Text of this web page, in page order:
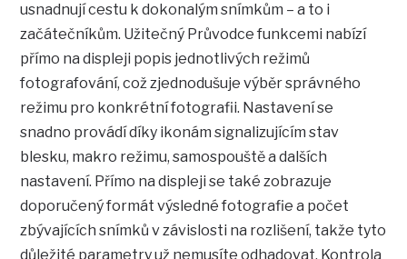
usnadnují cestu k dokonalým snímkům – a to i
začátečníkům. Užitečný Průvodce funkcemi nabízí
přímo na displeji popis jednotlivých režimů
fotografování, což zjednodušuje výběr správného
režimu pro konkrétní fotografii. Nastavení se
snadno provádí díky ikonám signalizujícím stav
blesku, makro režimu, samospouště a dalších
nastavení. Přímo na displeji se také zobrazuje
doporučený formát výsledné fotografie a počet
zbývajících snímků v závislosti na rozlišení, takže tyto
důležité parametry už nemusíte odhadovat. Kontrola